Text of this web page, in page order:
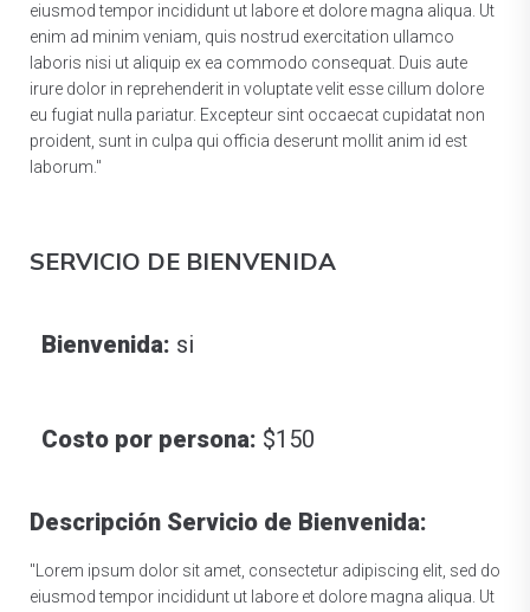
eiusmod tempor incididunt ut labore et dolore magna aliqua. Ut
enim ad minim veniam, quis nostrud exercitation ullamco
laboris nisi ut aliquip ex ea commodo consequat. Duis aute
irure dolor in reprehenderit in voluptate velit esse cillum dolore
eu fugiat nulla pariatur. Excepteur sint occaecat cupidatat non
proident, sunt in culpa qui officia deserunt mollit anim id est
laborum."
SERVICIO DE BIENVENIDA
Bienvenida: si
Costo por persona: $150
Descripción Servicio de Bienvenida:
"Lorem ipsum dolor sit amet, consectetur adipiscing elit, sed do
eiusmod tempor incididunt ut labore et dolore magna aliqua. Ut